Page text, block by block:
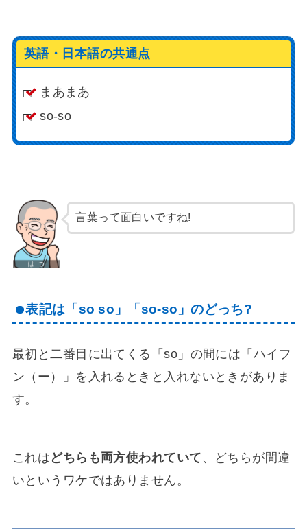
英語・日本語の共通点
まあまあ
so-so
言葉って面白いですね!
表記は「so so」「so-so」のどっち?
最初と二番目に出てくる「so」の間には「ハイフ
ン（ー）」を入れるときと入れないときがありま
す。
これは どちらも両方使われていて 、どちらが間違
いというワケではありません。